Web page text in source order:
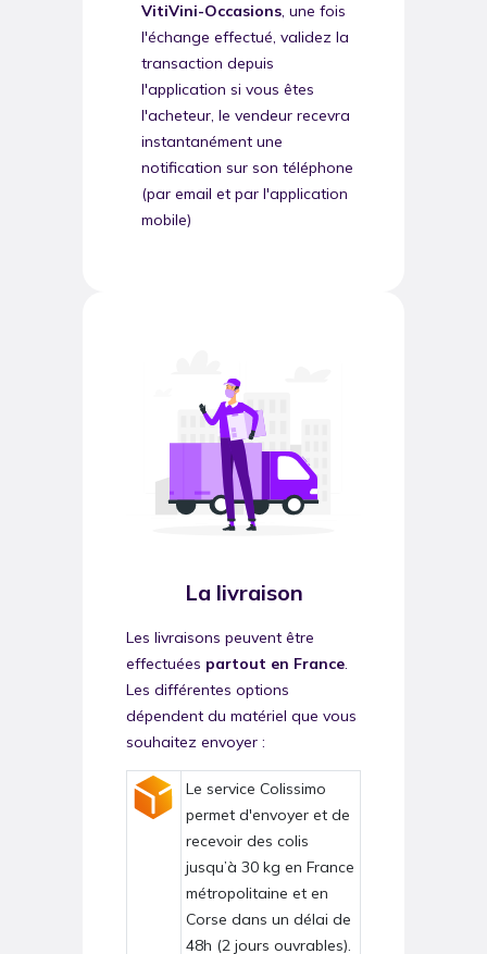
VitiVini-Occasions, une fois
l'échange effectué, validez la
transaction depuis
l'application si vous êtes
l'acheteur, le vendeur recevra
instantanément une
notification sur son téléphone
(par email et par l'application
mobile)
La livraison
Les livraisons peuvent être
effectuées partout en France.
Les différentes options
dépendent du matériel que vous
souhaitez envoyer :
Le service Colissimo
permet d'envoyer et de
recevoir des colis
jusqu’à 30 kg en France
métropolitaine et en
Corse dans un délai de
48h (2 jours ouvrables).